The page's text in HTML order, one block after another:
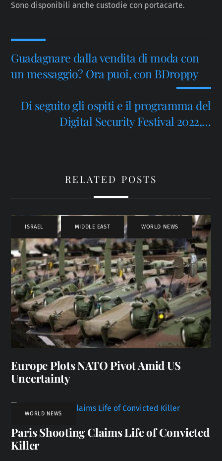
Sono disponibili anche custodie con portacarte.
Guadagnare dalla vendita di moda con
un messaggio? Ora puoi, con BDroppy
Di seguito gli ospiti e il programma del
Digital Security Festival 2022,…
RELATED POSTS
ISRAEL , MIDDLE EAST , WORLD NEWS
Europe Plots NATO Pivot Amid US
Uncertainty
WORLD NEWS
Paris Shooting Claims Life of Convicted
Killer